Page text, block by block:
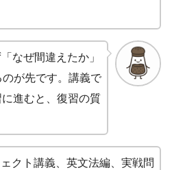
なぜ間違えたか」
が先です。講義で
進むと、復習の質
クト講義、英文法編、実戦問